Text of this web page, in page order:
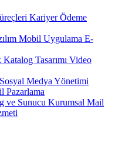
KariyerÖdeme
Mobil Uygulama E-
Katalog Tasarımı Video
Sosyal Medya Yönetimi
Pazarlama
ve Sunucu Kurumsal Mail